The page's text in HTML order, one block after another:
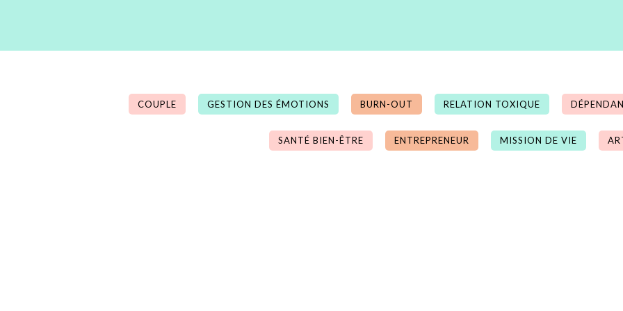
COUPLE GESTION DES ÉMOTIONS BURN-OUT RELATION TOXIQUE
SANTÉ BIEN-ÊTRE ENTREPRENEUR MISSION DE VIE